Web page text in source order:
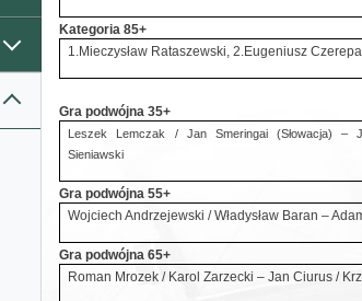
Kategoria 85+
1.Mieczysław Rataszewski, 2.Eugeniusz
Gra podwójna 35+
Leszek Lemczak / Jan Smeringai (Słowacja) –
Sieniawski
Gra podwójna 55+
Wojciech Andrzejewski / Władysław Baran –
Gra podwójna 65+
Roman Mrozek / Karol Zarzecki – Jan Ciurus /